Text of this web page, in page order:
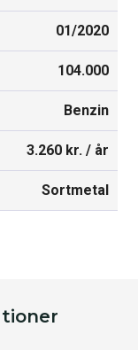
01/2020
104.000
Benzin
3.260 kr. / år
Sortmetal